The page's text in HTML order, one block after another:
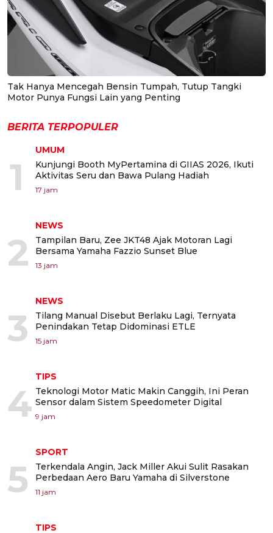
Tak Hanya Mencegah Bensin Tumpah, Tutup Tangki
Motor Punya Fungsi Lain yang Penting
BERITA TERPOPULER
1
UMUM
Kunjungi Booth MyPertamina di GIIAS 2026, Ikuti
Aktivitas Seru dan Bawa Pulang Hadiah
17 jam
2
NEWS
Tampilan Baru, Zee JKT48 Ajak Motoran Lagi
Bersama Yamaha Fazzio Sunset Blue
13 jam
3
NEWS
Tilang Manual Disebut Berlaku Lagi, Ternyata
Penindakan Tetap Didominasi ETLE
15 jam
4
TIPS
Teknologi Motor Matic Makin Canggih, Ini Peran
Sensor dalam Sistem Speedometer Digital
9 jam
5
SPORT
Terkendala Angin, Jack Miller Akui Sulit Rasakan
Perbedaan Aero Baru Yamaha di Silverstone
11 jam
TIPS